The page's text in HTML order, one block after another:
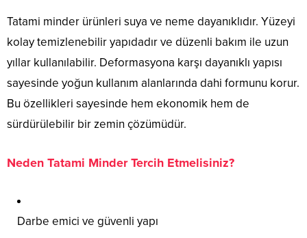
Tatami minder ürünleri suya ve neme dayanıklıdır. Yüzeyi
kolay temizlenebilir yapıdadır ve düzenli bakım ile uzun
yıllar kullanılabilir. Deformasyona karşı dayanıklı yapısı
sayesinde yoğun kullanım alanlarında dahi formunu korur.
Bu özellikleri sayesinde hem ekonomik hem de
sürdürülebilir bir zemin çözümüdür.
Neden Tatami Minder Tercih Etmelisiniz?
Darbe emici ve güvenli yapı